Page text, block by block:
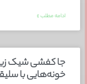
ادامه مطلب »
خونه‌هایی با